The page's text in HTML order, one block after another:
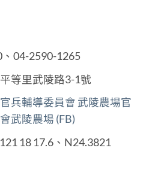
04-2590-1265
等里武陵路3-1號
兵輔導委員會 武陵農場官
武陵農場 (FB)
18 17.6、N24.3821